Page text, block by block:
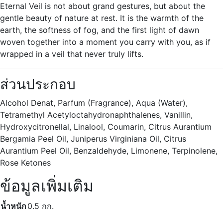
Eternal Veil is not about grand gestures, but about the
gentle beauty of nature at rest. It is the warmth of the
earth, the softness of fog, and the first light of dawn
woven together into a moment you carry with you, as if
wrapped in a veil that never truly lifts.
ส่วนประกอบ
Alcohol Denat, Parfum (Fragrance), Aqua (Water),
Tetramethyl Acetyloctahydronaphthalenes, Vanillin,
Hydroxycitronellal, Linalool, Coumarin, Citrus Aurantium
Bergamia Peel Oil, Juniperus Virginiana Oil, Citrus
Aurantium Peel Oil, Benzaldehyde, Limonene, Terpinolene,
Rose Ketones
ข้อมูลเพิ่มเติม
น้ำหนัก0.5 กก.